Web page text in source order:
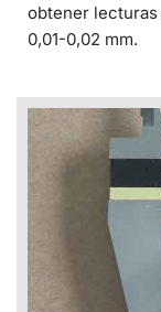
obtener
0,01-0,02 mm.